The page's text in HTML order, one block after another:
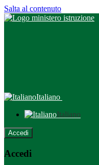
Salta al contenuto
Italiano
Italiano
Accedi
Accedi